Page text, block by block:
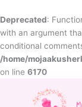
Deprecated:
with an argument
conditional
/home/
on line 6170
to
content